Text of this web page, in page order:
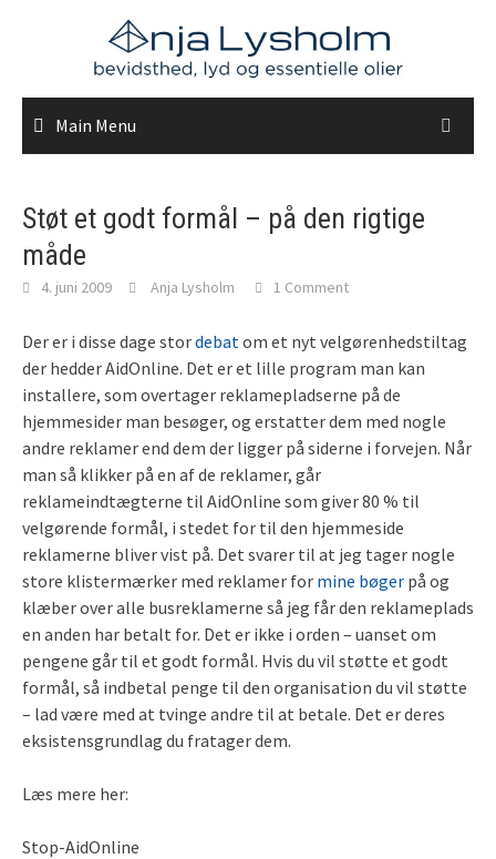
Main Menu
Støt et godt formål – på den rigtige
måde
4. juni 2009 Anja Lysholm 1 Comment
Der er i disse dage stordebatom et nyt velgørenhedstiltag
der hedder AidOnline. Det er et lille program man kan
installere, som overtager reklamepladserne på de
hjemmesider man besøger, og erstatter dem med nogle
andre reklamer end dem der ligger på siderne i forvejen. Når
man så klikker på en af de reklamer, går
reklameindtægterne til AidOnline som giver 80 % til
velgørende formål, i stedet for til den hjemmeside
reklamerne bliver vist på. Det svarer til at jeg tager nogle
store klistermærker med reklamer for mine bøger på og
klæber over alle busreklamerne så jeg får den reklameplads
en anden har betalt for. Det er ikke i orden – uanset om
pengene går til et godt formål. Hvis du vil støtte et godt
formål, så indbetal penge til den organisation du vil støtte
– lad være med at tvinge andre til at betale. Det er deres
eksistensgrundlag du fratager dem.
Læs mere her:
Stop-AidOnline